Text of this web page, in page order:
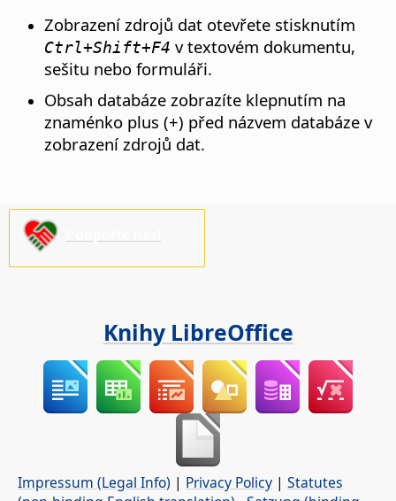
Zobrazení zdrojů dat otevřete stisknutím
Ctrl+Shift+F4 v textovém dokumentu,
sešitu nebo formuláři.
Obsah databáze zobrazíte klepnutím na
znaménko plus (+) před názvem databáze v
zobrazení zdrojů dat.
Knihy LibreOffice
Impressum (Legal Info) | Privacy Policy | Statutes